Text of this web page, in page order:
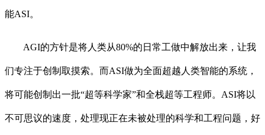
能ASI。
AGI的方针是将人类从80%的日常工做中解放出来，让我
们专注于创制取摸索。而ASI做为全面超越人类智能的系统，
将可能创制出一批“超等科学家”和全栈超等工程师。ASI将以
不可思议的速度，处理现正在未被处理的科学和工程问题，好